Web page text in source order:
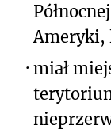
Ameryki,
· miał